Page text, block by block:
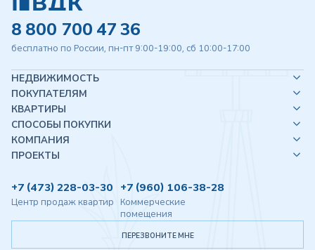
8 800 700 47 36
бесплатно по России, пн-пт 9:00-19:00, сб 10:00-17:00
НЕДВИЖИМОСТЬ
ПОКУПАТЕЛЯМ
КВАРТИРЫ
СПОСОБЫ ПОКУПКИ
КОМПАНИЯ
ПРОЕКТЫ
+7 (473) 228-03-30
Центр продаж квартир
+7 (960) 106-38-28
Коммерческие
помещения
ПЕРЕЗВОНИТЕ МНЕ